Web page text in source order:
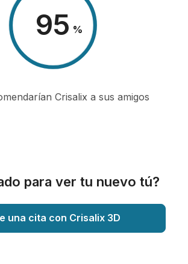
98 %
Crisalix a sus amigos
para ver tu nuevo tú?
una cita con Crisalix 3D